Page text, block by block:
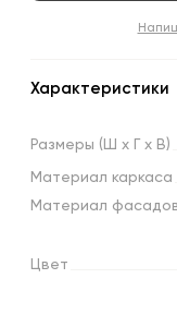
Характеристики
Размеры (Ш х х В)
Материал каркаса
Материал
Цвет